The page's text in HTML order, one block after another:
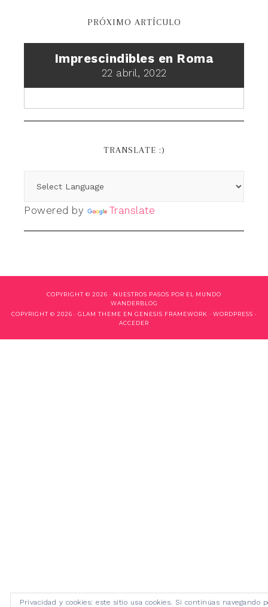
PRÓXIMO ARTÍCULO
Imprescindibles en Roma
22 abril, 2022
TRANSLATE :)
Powered by Translate
COPYRIGHT © 2026 · NUESTROS PASOS POR EL MUNDO
WANDERBLOG
COPYRIGHT © 2026 · GLAM THEME EN GENESIS FRAMEWORK · WORDPRESS ·
ACCEDER
Privacidad y cookies: este sitio usa cookies. Si continúas navegando